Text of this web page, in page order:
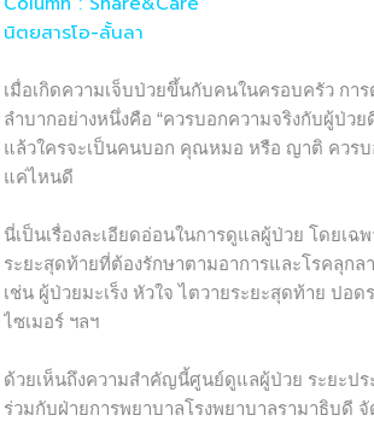
นิตยสารโอ-ลั้นลา
เมื่อเกิดความเจ็บป่วยขึ้นกับคนในครอบครัว กา
ลำบากอย่างหนึ่งคือ “ควรบอกความจริงกับผู้ป่วย
แล้วใครจะเป็นคนบอก คุณหมอ หรือ ญาติ ควร
แค่ไหนดี
นี่เป็นเรื่องละเอียดอ่อนในการดูแลผู้ป่วย โดยเฉ
ระยะสุดท้ายที่ต้องรักษาตามอาการและโรคลุกล
เช่น ผู้ป่วยมะเร็ง หัวใจ ไตวายระยะสุดท้าย ปอด
ไซเมอร์ ฯลฯ
ด้วยเห็นถึงความสำคัญนี้ศูนย์ดูแลผู้ป่วย ระยะปร
ร่วมกับฝ่ายการพยาบาลโรงพยาบาลรามาธิบดี จั